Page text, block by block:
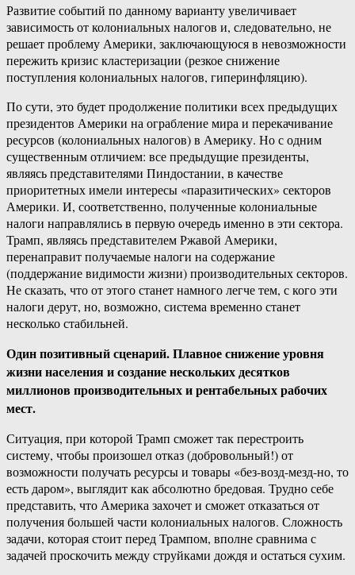
Развитие событий по данному варианту увеличивает
зависимость от колониальных налогов и, следовательно, не
решает проблему Америки, заключающуюся в невозможности
пережить кризис кластеризации (резкое снижение
поступления колониальных налогов, гиперинфляцию).
По сути, это будет продолжение политики всех предыдущих
президентов Америки на ограбление мира и перекачивание
ресурсов (колониальных налогов) в Америку. Но с одним
существенным отличием: все предыдущие президенты,
являясь представителями Пиндостании, в качестве
приоритетных имели интересы «паразитических» секторов
Америки. И, соответственно, полученные колониальные
налоги направлялись в первую очередь именно в эти сектора.
Трамп, являясь представителем Ржавой Америки,
перенаправит получаемые налоги на содержание
(поддержание видимости жизни) производительных секторов.
Не сказать, что от этого станет намного легче тем, с кого эти
налоги дерут, но, возможно, система временно станет
несколько стабильней.
Один позитивный сценарий. Плавное снижение уровня
жизни населения и создание нескольких десятков
миллионов производительных и рентабельных рабочих
мест.
Ситуация, при которой Трамп сможет так перестроить
систему, чтобы произошел отказ (добровольный!) от
возможности получать ресурсы и товары «без-возд-мезд-но, то
есть даром», выглядит как абсолютно бредовая. Трудно себе
представить, что Америка захочет и сможет отказаться от
получения большей части колониальных налогов. Сложность
задачи, которая стоит перед Трампом, вполне сравнима с
задачей проскочить между струйками дождя и остаться сухим.